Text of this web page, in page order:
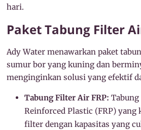
hari.
Paket Tabung Filter
Ady Water menawarkan paket
sumur bor yang kuning dan
menginginkan solusi yang efektif
Tabung Filter Air FRP:
Reinforced Plastic (FRP)
filter dengan kapasitas yang